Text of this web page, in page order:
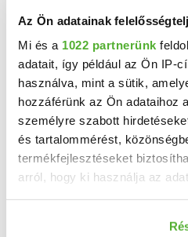
Az Ön adatainak
Mi és a 1022 partnerünk
adatait, így például az Ön IP-
használva, mint a sütik,
hozzáférünk az Ön adataihoz
személyre szabott
és tartalommérést,
termékfejlesztéseket
arról, hogy ki használja az
XI. kerület, Spanyolrét,
2
HÍVD A HIRDETŐT!
+36 70 646
Cordia